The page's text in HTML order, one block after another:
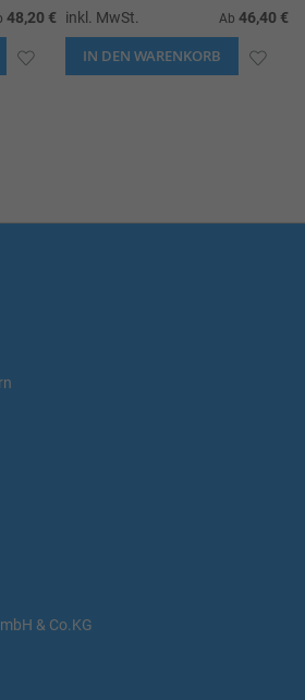
48,20 €
ZUR
inkl. MwSt. Ab 46,40 €
IN DEN WARENKORB ZUR
& Co.KG